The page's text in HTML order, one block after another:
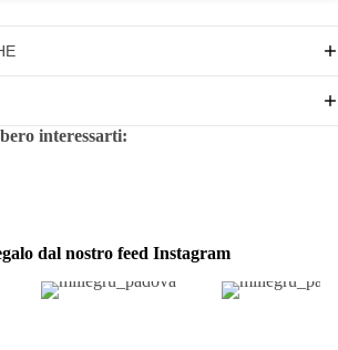
interessarti:
dal nostro feed Instagram